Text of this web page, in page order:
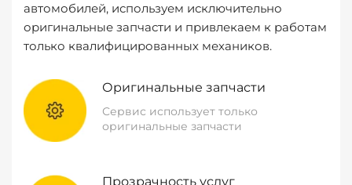
автомобилей, используем исключительно
оригинальные запчасти и привлекаем к работам
только квалифицированных механиков.
Оригинальные запчасти
Сервис использует только
оригинальные запчасти
Прозрачность услуг